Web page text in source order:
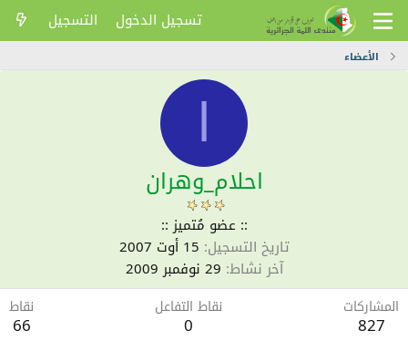
تسجيل الدخول التسجيل
الأعضاء
احلام_وهران
:: عضو مُتميز ::
تاريخ التسجيل 15 أوت 2007
آخر نشاط 29 نوفمبر 2009
المشاركات
827
نقاط التفاعل
0
نقاط
66